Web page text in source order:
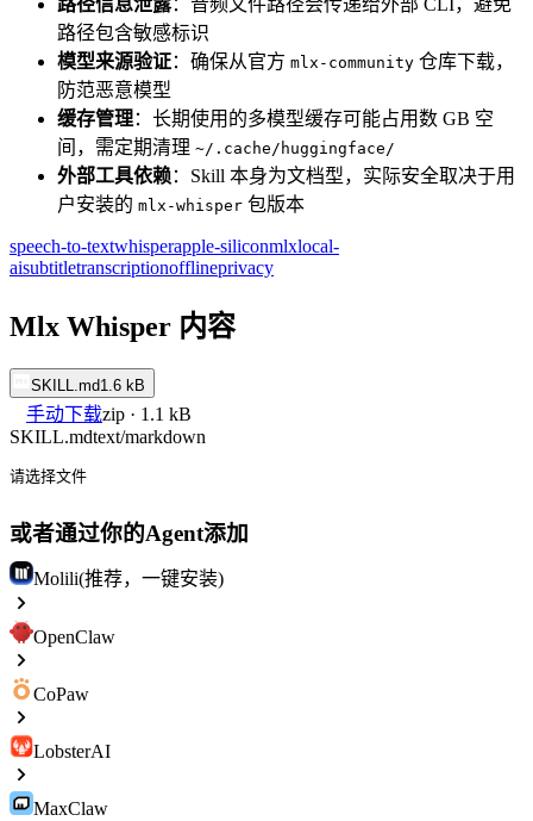
路径信息泄露：音频文件路径会传递给外部 CLI，避免
路径包含敏感标识
模型来源验证：确保从官方 mlx-community 仓库下载，
防范恶意模型
缓存管理：长期使用的多模型缓存可能占用数 GB 空
间，需定期清理 ~/.cache/huggingface/
外部工具依赖：Skill 本身为文档型，实际安全取决于用
户安装的 mlx-whisper 包版本
speech-to-textwhisperapple-siliconmlxlocal-
aisubtitletranscriptionofflineprivacy
Mlx Whisper 内容
SKILL.md1.6 kB
手动下载zip · 1.1 kB
SKILL.mdtext/markdown
请选择文件
或者通过你的Agent添加
Molili(推荐，一键安装)
OpenClaw
CoPaw
LobsterAI
MaxClaw